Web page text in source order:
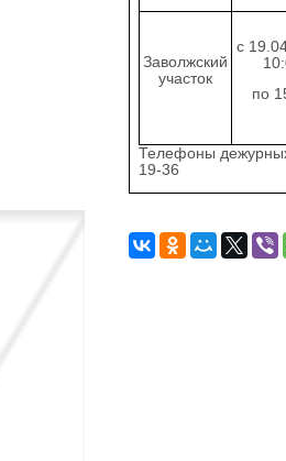
Заволжский
участок
c
по
Телефоны
19-36